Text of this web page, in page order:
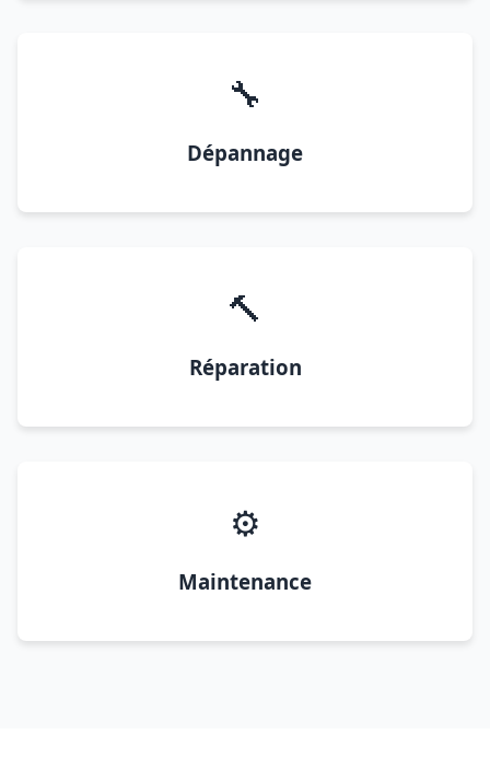
🔧
Dépannage
🔨
Réparation
⚙️
Maintenance